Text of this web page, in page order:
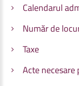
Calendarul
Număr de
Taxe
Acte